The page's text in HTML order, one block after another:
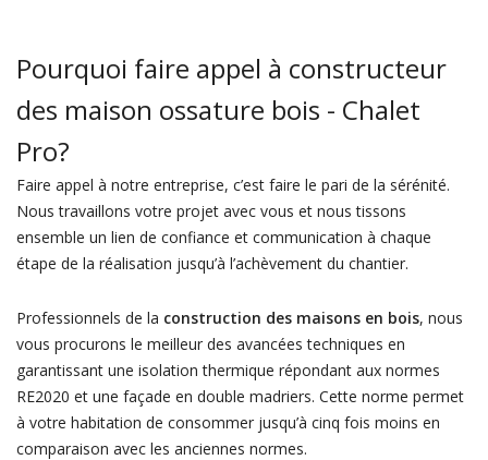
Pourquoi faire appel à constructeur
des maison ossature bois - Chalet
Pro?
Faire appel à notre entreprise, c’est faire le pari de la sérénité.
Nous travaillons votre projet avec vous et nous tissons
ensemble un lien de confiance et communication à chaque
étape de la réalisation jusqu’à l’achèvement du chantier.
Professionnels de la construction des maisons en bois, nous
vous procurons le meilleur des avancées techniques en
garantissant une isolation thermique répondant aux normes
RE2020 et une façade en double madriers. Cette norme permet
à votre habitation de consommer jusqu’à cinq fois moins en
comparaison avec les anciennes normes.